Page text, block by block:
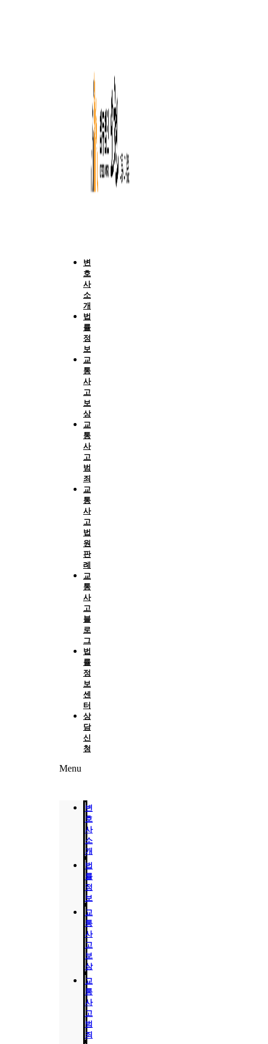
변
호
사
소
개
법
률
정
보
교
통
사
고
보
상
교
통
사
고
범
죄
교
통
사
고
법
원
판
례
교
통
사
고
블
로
그
법
률
정
보
센
터
상
담
신
청
Menu
변
호
사
소
개
법
률
정
보
교
통
사
고
보
상
교
통
사
고
범
죄